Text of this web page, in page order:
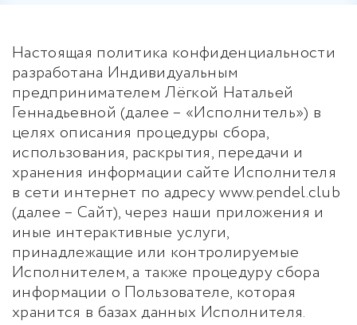
Настоящая политика конфиденциальности
разработана Индивидуальным
предпринимателем Лёгкой Натальей
Геннадьевной (далее – «Исполнитель») в
целях описания процедуры сбора,
использования, раскрытия, передачи и
хранения информации сайте Исполнителя
в сети интернет по адресу www.pendel.club
(далее – Сайт), через наши приложения и
иные интерактивные услуги,
принадлежащие или контролируемые
Исполнителем, а также процедуру сбора
информации о Пользователе, которая
хранится в базах данных Исполнителя.